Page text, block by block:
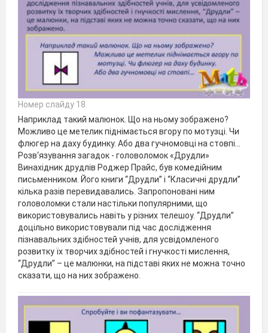
Номер слайду 18
Наприклад такий малюнок. Що на ньому зображено?
Можливо це метелик піднімається вгору по мотузці. Чи
флюгер на даху будинку. Або два гучномовці на стовпі…
Розв‘язування загадок - головоломок «Друдли»
Винахідник друдлів Роджер Прайс, був комедійним
письменником. Його книги “Друдли” і “Класичні друдли”
кілька разів перевидавались. Запропоновані ним
головоломки стали настільки популярними, що
використовувались навіть у різних телешоу. “Друдли”
доцільно використовували під час дослідження
пізнавальних здібностей учнів, для усвідомленого
розвитку їх творчих здібностей і гнучкості мислення,
“Друдли” – це малюнки, на підставі яких не можна точно
сказати, що на них зображено.